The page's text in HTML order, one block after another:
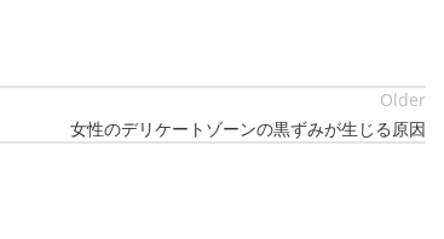
Older
女性のデリケートゾーンの黒ずみが生じる原因